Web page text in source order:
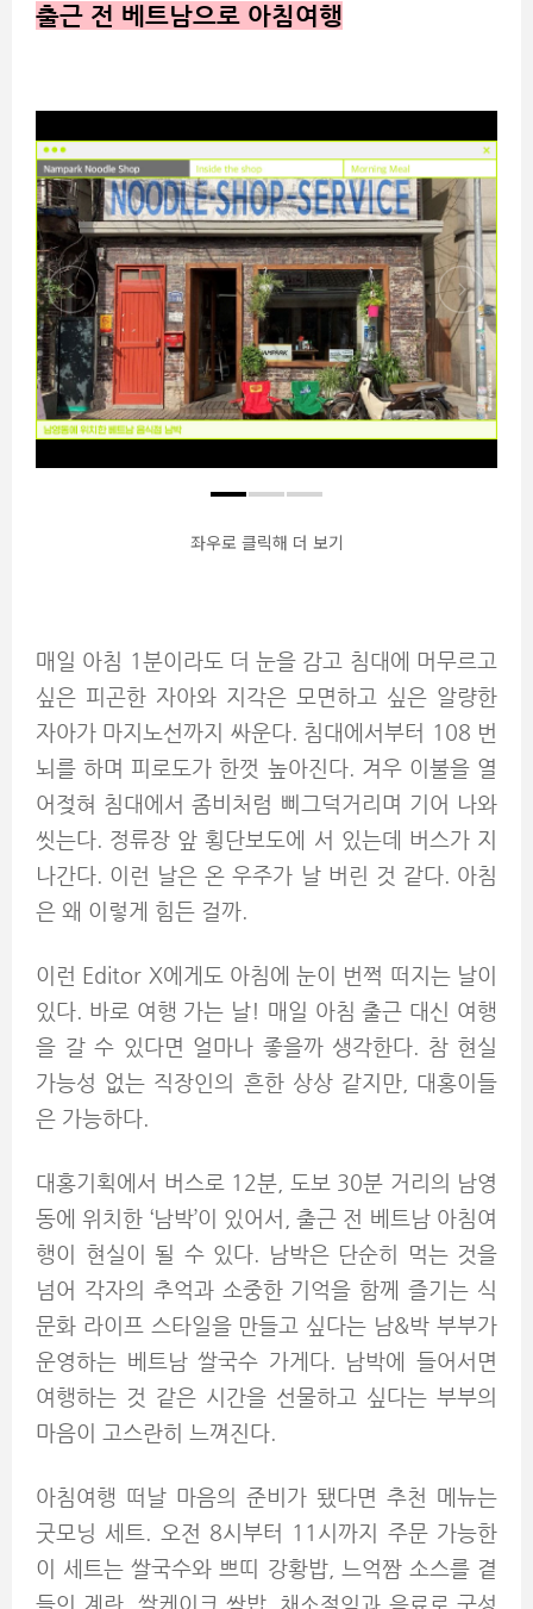
출근 전 베트남으로 아침여행
좌우로 클릭해 더 보기
매일 아침 1분이라도 더 눈을 감고 침대에 머무르고
싶은 피곤한 자아와 지각은 모면하고 싶은 알량한
자아가 마지노선까지 싸운다. 침대에서부터 108 번
뇌를 하며 피로도가 한껏 높아진다. 겨우 이불을 열
어젖혀 침대에서 좀비처럼 삐그덕거리며 기어 나와
씻는다. 정류장 앞 횡단보도에 서 있는데 버스가 지
나간다. 이런 날은 온 우주가 날 버린 것 같다. 아침
은 왜 이렇게 힘든 걸까.
이런 Editor X에게도 아침에 눈이 번쩍 떠지는 날이
있다. 바로 여행 가는 날! 매일 아침 출근 대신 여행
을 갈 수 있다면 얼마나 좋을까 생각한다. 참 현실
가능성 없는 직장인의 흔한 상상 같지만, 대홍이들
은 가능하다.
대홍기획에서 버스로 12분, 도보 30분 거리의 남영
동에 위치한 ‘남박’이 있어서, 출근 전 베트남 아침여
행이 현실이 될 수 있다. 남박은 단순히 먹는 것을
넘어 각자의 추억과 소중한 기억을 함께 즐기는 식
문화 라이프 스타일을 만들고 싶다는 남&박 부부가
운영하는 베트남 쌀국수 가게다. 남박에 들어서면
여행하는 것 같은 시간을 선물하고 싶다는 부부의
마음이 고스란히 느껴진다.
아침여행 떠날 마음의 준비가 됐다면 추천 메뉴는
굿모닝 세트. 오전 8시부터 11시까지 주문 가능한
이 세트는 쌀국수와 쁘띠 강황밥, 느억짬 소스를 곁